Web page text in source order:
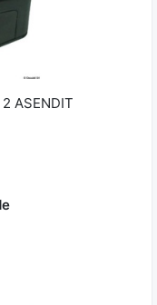
ASENDIT